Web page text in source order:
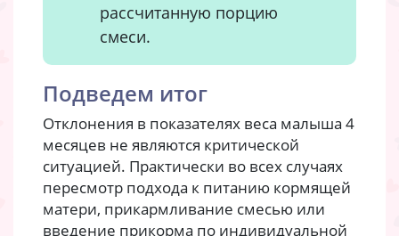
рассчитанную порцию
смеси.
Подведем итог
Отклонения в показателях веса малыша 4
месяцев не являются критической
ситуацией. Практически во всех случаях
пересмотр подхода к питанию кормящей
матери, прикармливание смесью или
введение прикорма по индивидуальной